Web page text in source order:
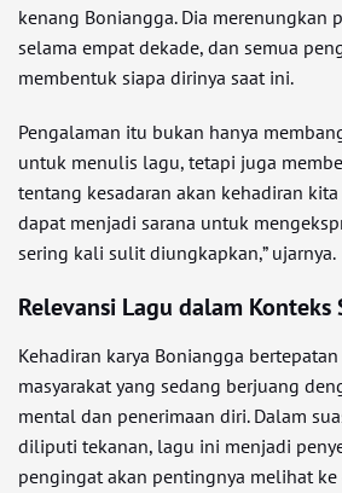
kenang Boniangga. Dia merenungkan
selama empat dekade, dan semua
membentuk siapa dirinya saat ini.
Pengalaman itu bukan hanya
untuk menulis lagu, tetapi juga
tentang kesadaran akan kehadiran
dapat menjadi sarana untuk
sering kali sulit diungkapkan,” ujarnya.
Relevansi Lagu dalam Konteks
Kehadiran karya Boniangga
masyarakat yang sedang berjuang
mental dan penerimaan diri. Dalam
diliputi tekanan, lagu ini menjadi
pengingat akan pentingnya melihat